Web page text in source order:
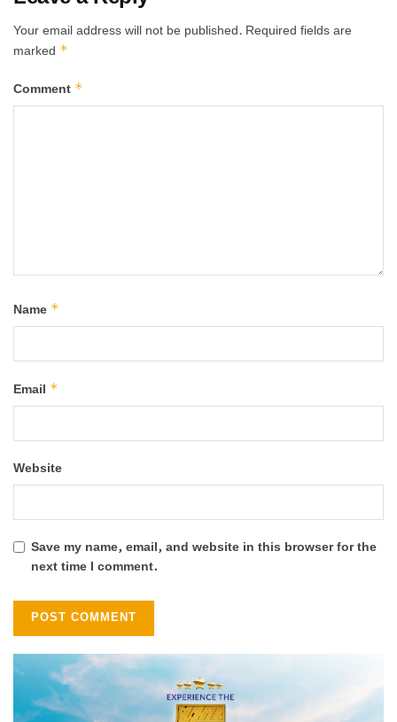
Your email address will not be published. Required fields are
marked *
Comment *
Name *
Email *
Website
Save my name, email, and website in this browser for the
next time I comment.